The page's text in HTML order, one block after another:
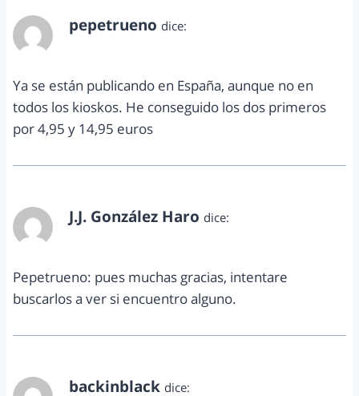
pepetrueno dice:
Ya se están publicando en España, aunque no en
todos los kioskos. He conseguido los dos primeros
por 4,95 y 14,95 euros
J.J. González Haro dice:
Pepetrueno: pues muchas gracias, intentare
buscarlos a ver si encuentro alguno.
backinblack dice: